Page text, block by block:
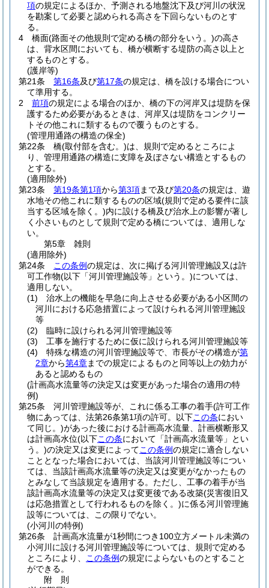
項の規定によるほか、予測される地盤沈下及び河川の状況
を勘案して必要と認められる高さを下回らないものとす
る。
4
橋面(路面その他規則で定める橋の部分をいう。)の高さ
は、背水区間においても、橋が横断する堤防の高さ以上と
するものとする。
(護岸等)
第21条
第16条及び第17条の規定は、橋を設ける場合につい
て準用する。
2
前項の規定による場合のほか、橋の下の河岸又は堤防を保
護するため必要があるときは、河岸又は堤防をコンクリー
トその他これに類するもので覆うものとする。
(管理用通路の構造の保全)
第22条
橋(取付部を含む。)は、規則で定めるところによ
り、管理用通路の構造に支障を及ぼさない構造とするもの
とする。
(適用除外)
第23条
第19条第1項から第3項まで及び第20条の規定は、遊
水地その他これに類するものの区域(規則で定める要件に該
当する区域を除く。)内に設ける橋及び治水上の影響が著し
く小さいものとして規則で定める橋については、適用しな
い。
第5章
雑則
(適用除外)
第24条
この条例の規定は、次に掲げる河川管理施設又は許
可工作物(以下「河川管理施設等」という。)については、
適用しない。
(1)
治水上の機能を早急に向上させる必要がある小区間の
河川における応急措置によって設けられる河川管理施設
等
(2)
臨時に設けられる河川管理施設等
(3)
工事を施行するために仮に設けられる河川管理施設等
(4)
特殊な構造の河川管理施設等で、市長がその構造が第
2章から第4章までの規定によるものと同等以上の効力が
あると認めるもの
(計画高水流量等の決定又は変更があった場合の適用の特
例)
第25条
河川管理施設等が、これに係る工事の着手(許可工作
物にあっては、法第26条第1項の許可。以下この条におい
て同じ。)があった後における計画高水流量、計画横断形又
は計画高水位(以下この条において「計画高水流量等」とい
う。)の決定又は変更によってこの条例の規定に適合しない
こととなった場合においては、当該河川管理施設等につい
ては、当該計画高水流量等の決定又は変更がなかったもの
とみなして当該規定を適用する。 ただし、工事の着手が当
該計画高水流量等の決定又は変更後である改築(災害復旧又
は応急措置として行われるものを除く。)に係る河川管理施
設等については、この限りでない。
(小河川の特例)
第26条
計画高水流量が1秒間につき100立方メートル未満の
小河川に設ける河川管理施設等については、規則で定める
ところにより、
この条例の規定によらないものとすること
ができる。
附 則